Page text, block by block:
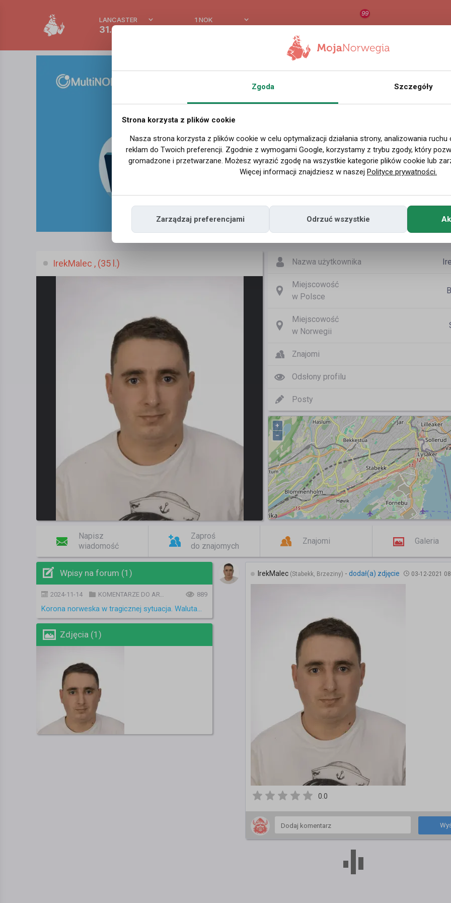
LANCASTER
31.9 °C
1 NOK
99
IrekMalec , (35 l.) Nazwa użytkownika
Miejscowość
w Polsce
Miejscowość
w Norwegii
Znajomi
Odsłony profilu
Posty
+
−
Napisz
wiadomość
Zaproś
do znajomych
Znajomi Galeria
Wpisy na forum (1)
2024-11-14 KOMENTARZE DO ARTYKUŁÓW 889
Korona norweska w tragicznej sytuacja. Waluta wzmocni się kosztem rat kredytów?
Zdjęcia (1)
IrekMalec (Stabekk, Brzeziny) - dodał(a) zdjęcie 03-12-2021
0.0
Zgoda Szczegóły
Strona korzysta z plików cookie
Nasza strona korzysta z plików cookie w celu optymalizacji działania strony, analizowania
reklam do Twoich preferencji. Zgodnie z wymogami Google, korzystamy z trybu zgody, który
gromadzone i przetwarzane. Możesz wyrazić zgodę na wszystkie kategorie plików cookie lub
Więcej informacji znajdziesz w naszej Polityce prywatności.
Zarządzaj preferencjami Odrzuć wszystkie